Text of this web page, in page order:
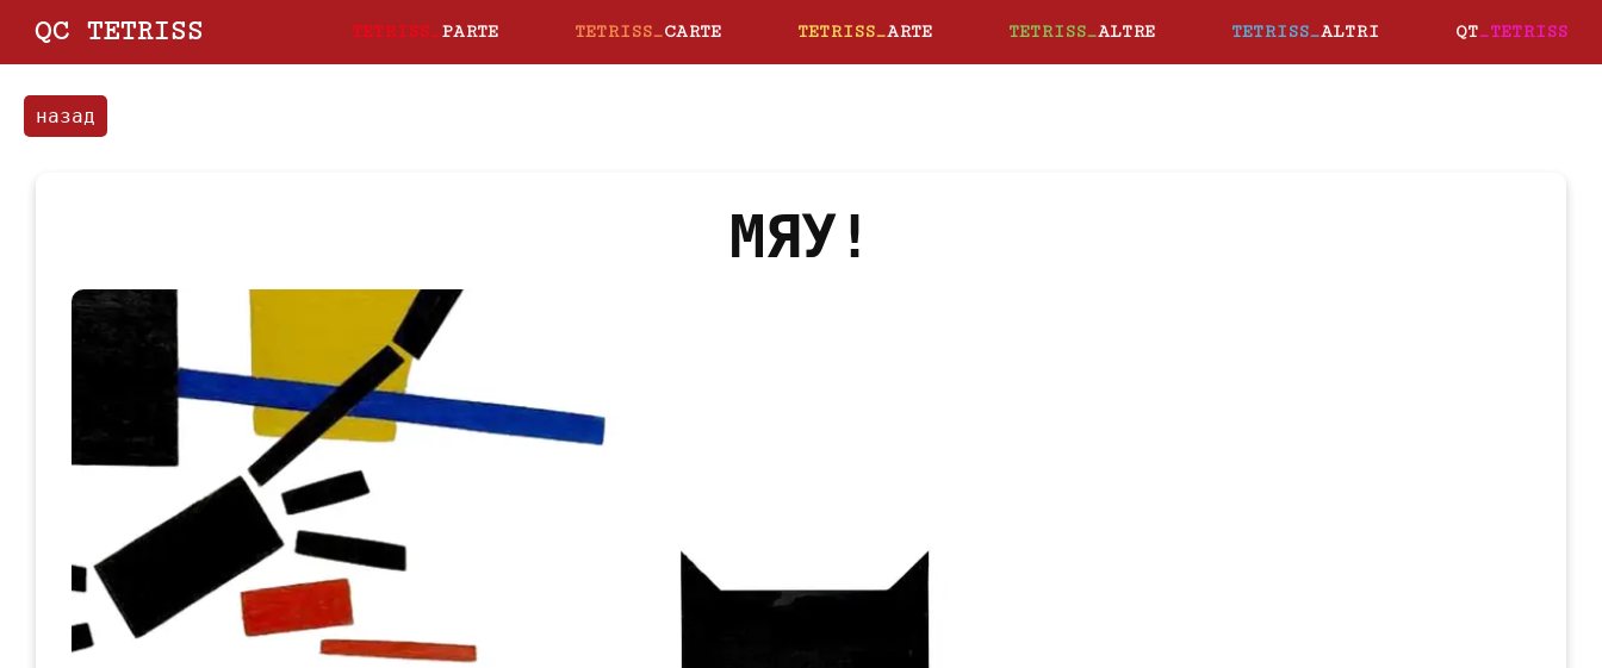
QC TETRISS TETRISS_PARTE TETRISS_CARTE TETRISS_ARTE TETRISS_ALTRE TETRISS_ALTRI QT_TETRISS
назад
МЯУ!